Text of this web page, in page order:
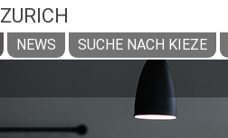
ZURICH
NEWS SUCHE NACH KIEZE